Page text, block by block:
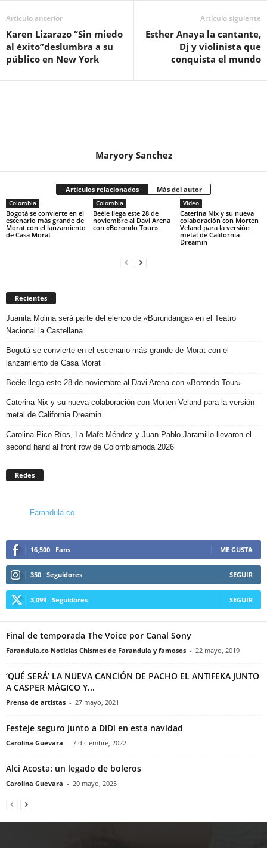
Artículo anterior
Karen Lizarazo “Sin miedo
al éxito”deslumbra a su
público en New York
Artículo siguiente
Esther Anaya la cantante,
Dj y violinista que
conquista el mundo
Maryory Sanchez
Artículos relacionados Más del autor
Colombia
Bogotá se convierte en el
escenario más grande de
Morat con el lanzamiento
de Casa Morat
Colombia
Beéle llega este 28 de
noviembre al Davi Arena
con «Borondo Tour»
Video
Caterina Nix y su nueva
colaboración con Morten
Veland para la versión
metal de California
Dreamin
Recientes
Juanita Molina será parte del elenco de «Burundanga» en el Teatro
Nacional la Castellana
Bogotá se convierte en el escenario más grande de Morat con el
lanzamiento de Casa Morat
Beéle llega este 28 de noviembre al Davi Arena con «Borondo Tour»
Caterina Nix y su nueva colaboración con Morten Veland para la versión
metal de California Dreamin
Carolina Pico Ríos, La Mafe Méndez y Juan Pablo Jaramillo llevaron el
second hand al front row de Colombiamoda 2026
Redes
Farandula.co
16,500 Fans ME GUSTA
350 Seguidores SEGUIR
3,099 Seguidores SEGUIR
Final de temporada The Voice por Canal Sony
Farandula.co Noticias Chismes de Farandula y famosos - 22 mayo, 2019
‘QUÉ SERÁ’ LA NUEVA CANCIÓN DE PACHO EL ANTIFEKA JUNTO
A CASPER MÁGICO Y...
Prensa de artistas - 27 mayo, 2021
Festeje seguro junto a DiDi en esta navidad
Carolina Guevara - 7 diciembre, 2022
Alci Acosta: un legado de boleros
Carolina Guevara - 20 mayo, 2025